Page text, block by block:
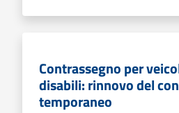
Contrassegno per
disabili: rinnovo del
temporaneo